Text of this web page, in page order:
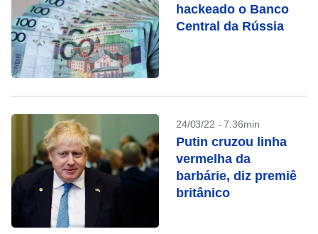
hackeado o Banco
Central da Rússia
24/03/22 - 7:36min
Putin cruzou linha
vermelha da
barbárie, diz premiê
britânico